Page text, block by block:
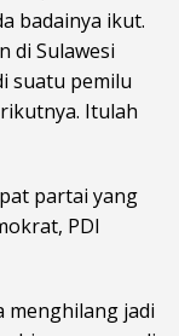
badainya ikut.
di Sulawesi
suatu pemilu
Itulah
partai yang
PDI
menghilang jadi